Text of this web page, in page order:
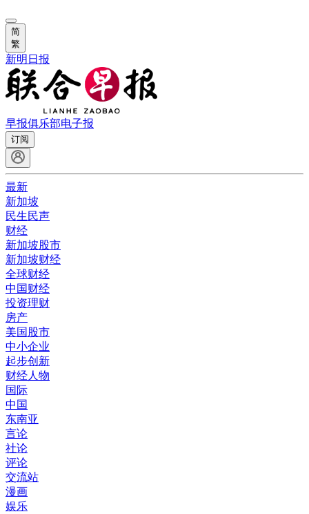
简
繁
新明日报
早报俱乐部电子报
订阅
最新
新加坡
民生民声
财经
新加坡股市
新加坡财经
全球财经
中国财经
投资理财
房产
美国股市
中小企业
起步创新
财经人物
国际
中国
东南亚
言论
社论
评论
交流站
漫画
娱乐